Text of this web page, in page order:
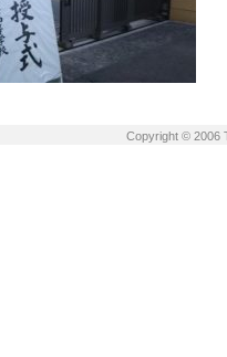
Copyright © 2006